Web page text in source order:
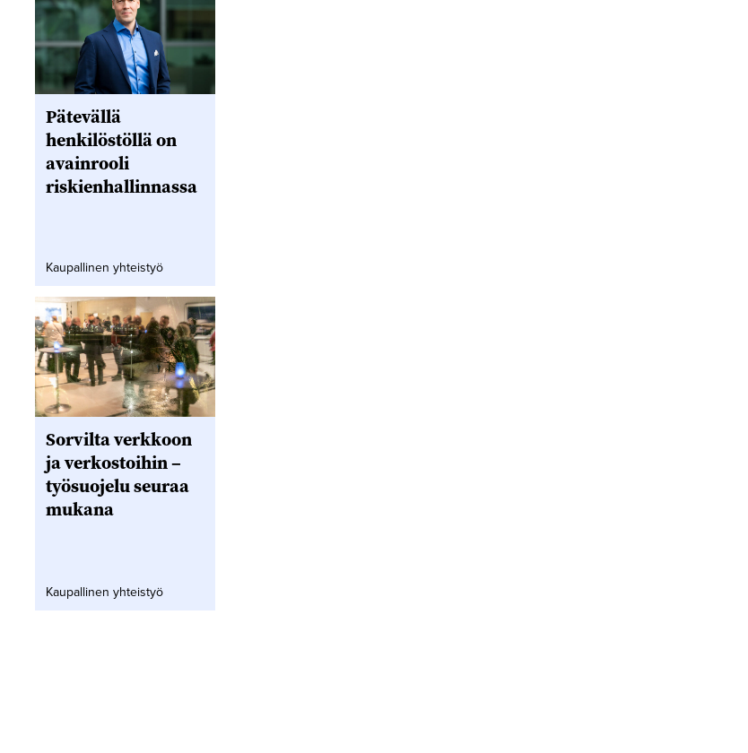
Pätevällä
henkilöstöllä on
avainrooli
riskienhallinnassa
Kaupallinen yhteistyö
Sorvilta verkkoon
ja verkostoihin –
työsuojelu seuraa
mukana
Kaupallinen yhteistyö